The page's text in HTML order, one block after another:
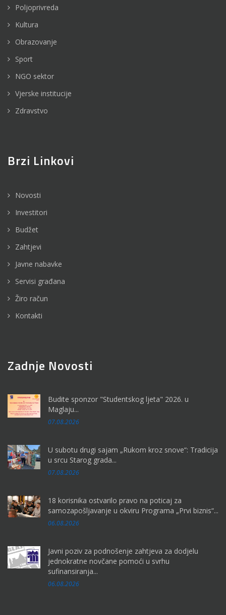
Poljoprivreda
Kultura
Obrazovanje
Sport
NGO sektor
Vjerske institucije
Zdravstvo
Brzi Linkovi
Novosti
Investitori
Budžet
Zahtjevi
Javne nabavke
Servisi građana
Žiro račun
Kontakti
Zadnje Novosti
Budite sponzor "Studentskog ljeta" 2026. u
Maglaju...
07.08.2026
U subotu drugi sajam „Rukom kroz snove“: Tradicija
u srcu Starog grada...
07.08.2026
18 korisnika ostvarilo pravo na poticaj za
samozapošljavanje u okviru Programa „Prvi biznis“...
06.08.2026
Javni poziv za podnošenje zahtjeva za dodjelu
jednokratne novčane pomoći u svrhu
sufinansiranja...
06.08.2026